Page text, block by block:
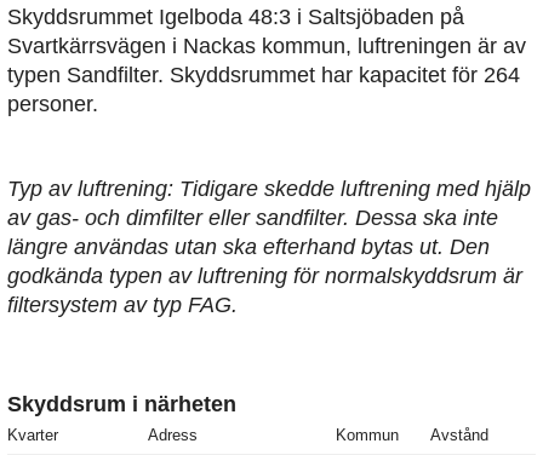
Skyddsrummet Igelboda 48:3 i Saltsjöbaden på
Svartkärrsvägen i Nackas kommun, luftreningen är av
typen Sandfilter. Skyddsrummet har kapacitet för 264
personer.
Typ av luftrening: Tidigare skedde luftrening med hjälp
av gas- och dimfilter eller sandfilter. Dessa ska inte
längre användas utan ska efterhand bytas ut. Den
godkända typen av luftrening för normalskyddsrum är
filtersystem av typ FAG.
Skyddsrum i närheten
Kvarter Adress Kommun Avstånd